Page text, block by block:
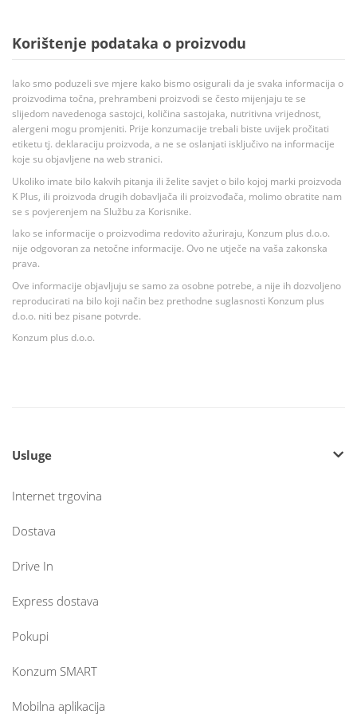
Korištenje podataka o proizvodu
Iako smo poduzeli sve mjere kako bismo osigurali da je svaka informacija o
proizvodima točna, prehrambeni proizvodi se često mijenjaju te se
slijedom navedenoga sastojci, količina sastojaka, nutritivna vrijednost,
alergeni mogu promjeniti. Prije konzumacije trebali biste uvijek pročitati
etiketu tj. deklaraciju proizvoda, a ne se oslanjati isključivo na informacije
koje su objavljene na web stranici.
Ukoliko imate bilo kakvih pitanja ili želite savjet o bilo kojoj marki proizvoda
K Plus, ili proizvoda drugih dobavljača ili proizvođača, molimo obratite nam
se s povjerenjem na Službu za Korisnike.
Iako se informacije o proizvodima redovito ažuriraju, Konzum plus d.o.o.
nije odgovoran za netočne informacije. Ovo ne utječe na vaša zakonska
prava.
Ove informacije objavljuju se samo za osobne potrebe, a nije ih dozvoljeno
reproducirati na bilo koji način bez prethodne suglasnosti Konzum plus
d.o.o. niti bez pisane potvrde.
Konzum plus d.o.o.
Usluge
Internet trgovina
Dostava
Drive In
Express dostava
Pokupi
Konzum SMART
Mobilna aplikacija